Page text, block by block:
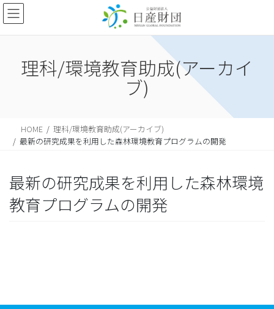
理科/環境教育助成(アーカイ
ブ)
HOME
理科/環境教育助成(アーカイブ)
最新の研究成果を利用した森林環境教育プログラムの開発
最新の研究成果を利用した森林環境
教育プログラムの開発